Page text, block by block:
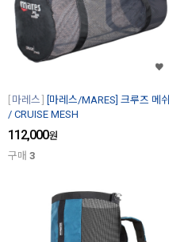
마레스
[마레스/MARES] 크루즈 메쉬
/ CRUISE MESH
112,000원
구매 3